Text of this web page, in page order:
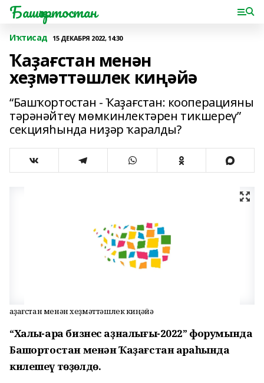
Башҡортостан
Иҡтисад 15 ДЕКАБРЯ 2022, 14:30
Ҡаҙағстан менән
хеҙмәттәшлек киңәйә
“Башҡортостан - Ҡаҙағстан: кооперацияны
тәрәнәйтеү мөмкинлектәрен тикшереү”
секцияһында ниҙәр ҡаралды?
Ҡаҙағстан менән хеҙмәттәшлек киңәйә
“Халыҡ-ара бизнес аҙналығы-2022” форумында
Башҡортостан менән Ҡаҙағстан араһында
килешеү төҙөлдө.